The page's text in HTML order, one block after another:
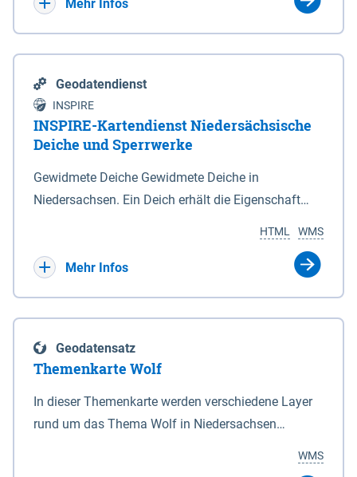
Mehr Infos
Geodatendienst
INSPIRE
INSPIRE-Kartendienst Niedersächsische
Deiche und Sperrwerke
Gewidmete Deiche Gewidmete Deiche in
Niedersachsen. Ein Deich erhält die Eigenschaft
Deichbehörde durch Verordnung ausspricht. Für
enthalten. Sperrwerke Sperrwerke sind Bauwerke
mit Sperrvorrichtungen in Tidegewässern, die dem
Schutz eines Gebietes vor erhöhten Tiden, vor allem
vor Sturmfluten, zu dienen bestimmt sind (§2 Abs.3
Eigenschaft eines Sperrwerkes durch Widmung, die
WMS
HTML
Mehr Infos
Geodatensatz
Themenkarte Wolf
In dieser Themenkarte werden verschiedene Layer
rund um das Thema Wolf in Niedersachsen
sowie Status der bestehenden Wolfsterritorien im
WMS